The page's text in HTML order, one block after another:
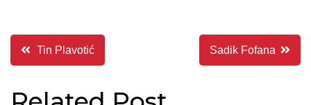
Indlægsnavigation
Tin Plavotić Sadik Fofana